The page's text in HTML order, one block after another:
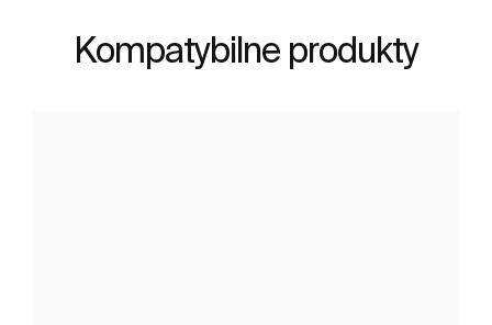
Kompatybilne produkty